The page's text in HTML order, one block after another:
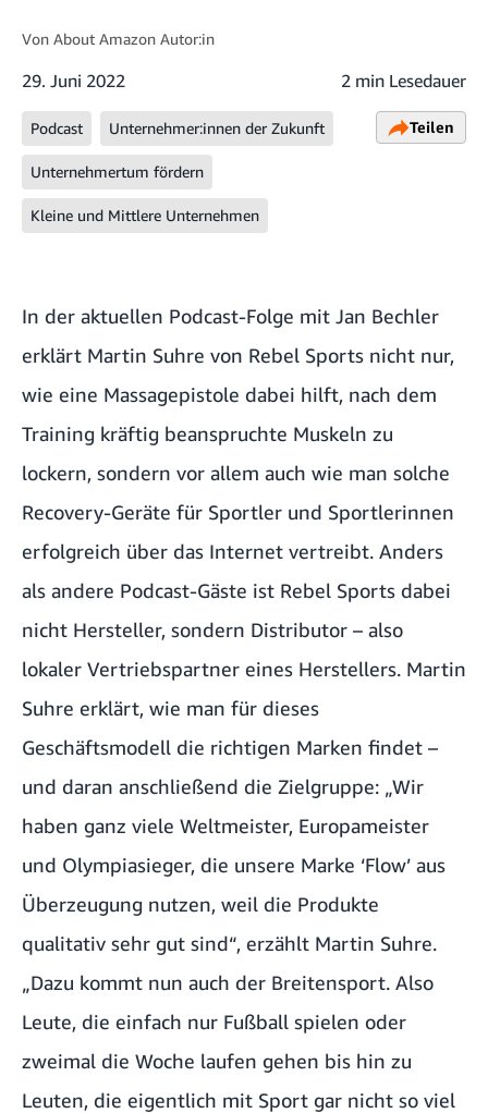
Von About Amazon Autor:in
29. Juni 2022 2 min Lesedauer
Podcast Unternehmer:innen der Zukunft
Unternehmertum fördern
Kleine und Mittlere Unternehmen
Teilen
In der aktuellen Podcast-Folge mit Jan Bechler
erklärt Martin Suhre von Rebel Sports nicht nur,
wie eine Massagepistole dabei hilft, nach dem
Training kräftig beanspruchte Muskeln zu
lockern, sondern vor allem auch wie man solche
Recovery-Geräte für Sportler und Sportlerinnen
erfolgreich über das Internet vertreibt. Anders
als andere Podcast-Gäste ist Rebel Sports dabei
nicht Hersteller, sondern Distributor – also
lokaler Vertriebspartner eines Herstellers. Martin
Suhre erklärt, wie man für dieses
Geschäftsmodell die richtigen Marken findet –
und daran anschließend die Zielgruppe: „Wir
haben ganz viele Weltmeister, Europameister
und Olympiasieger, die unsere Marke ‘Flow’ aus
Überzeugung nutzen, weil die Produkte
qualitativ sehr gut sind“, erzählt Martin Suhre.
„Dazu kommt nun auch der Breitensport. Also
Leute, die einfach nur Fußball spielen oder
zweimal die Woche laufen gehen bis hin zu
Leuten, die eigentlich mit Sport gar nicht so viel